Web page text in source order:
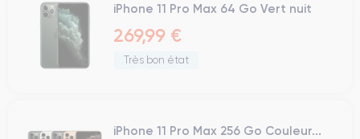
iPhone 11 Pro Max 64 Go Vert nuit
269,99 €
Très bon état
iPhone 11 Pro Max 256 Go Couleur...